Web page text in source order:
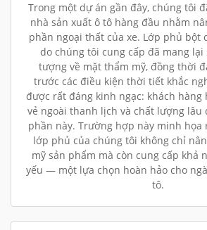
Trong một dự án gần đây, chúng tôi
nhà sản xuất ô tô hàng đầu nhằm
phần ngoại thất của xe. Lớp phủ bột
do chúng tôi cung cấp đã mang
tượng về mặt thẩm mỹ, đồng thời
trước các điều kiện thời tiết khắc
được rất đáng kinh ngạc: khách hàng
vẻ ngoài thanh lịch và chất lượng lâu
phần này. Trường hợp này minh họa
lớp phủ của chúng tôi không chỉ
mỹ sản phẩm mà còn cung cấp khả
yếu — một lựa chọn hoàn hảo cho
tô.